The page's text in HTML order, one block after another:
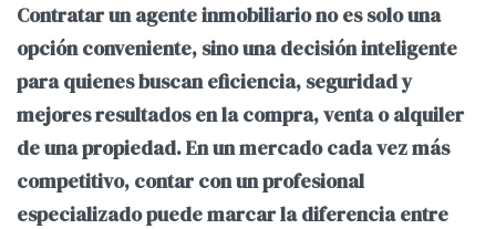
Contratar un agente inmobiliario no es solo una
opción conveniente, sino una decisión inteligente
para quienes buscan eficiencia, seguridad y
mejores resultados en la compra, venta o alquiler
de una propiedad. En un mercado cada vez más
competitivo, contar con un profesional
especializado puede marcar la diferencia entre